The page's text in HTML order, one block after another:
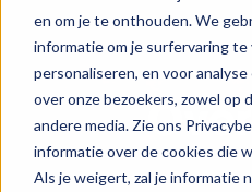
en om je te onthouden. We
informatie om je surfervaring
personaliseren, en voor
over onze bezoekers, zowel op
andere media. Zie ons
informatie over de cookies die
Als je weigert, zal je informatie